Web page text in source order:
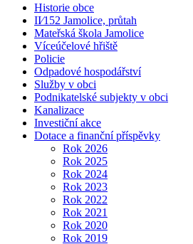
Historie obce
II⁄152 Jamolice, průtah
Mateřská škola Jamolice
Víceúčelové hřiště
Policie
Odpadové hospodářství
Služby v obci
Podnikatelské subjekty v obci
Kanalizace
Investiční akce
Dotace a finanční příspěvky
Rok 2026
Rok 2025
Rok 2024
Rok 2023
Rok 2022
Rok 2021
Rok 2020
Rok 2019